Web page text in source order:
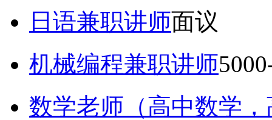
日语兼职讲师面议
机械编程兼职讲师
数学老师（高中数学